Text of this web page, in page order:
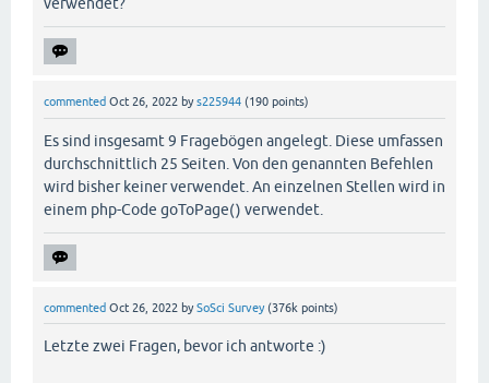
verwendet?
commented Oct 26, 2022 bys225944 (190 points)
Es sind insgesamt 9 Fragebögen angelegt. Diese umfassen
durchschnittlich 25 Seiten. Von den genannten Befehlen
wird bisher keiner verwendet. An einzelnen Stellen wird in
einem php-Code goToPage() verwendet.
commented Oct 26, 2022 bySoSci Survey (376k points)
Letzte zwei Fragen, bevor ich antworte :)